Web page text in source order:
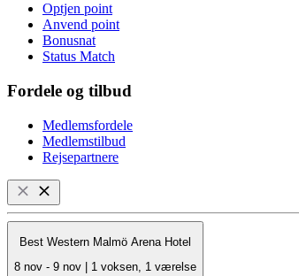
Optjen point
Anvend point
Bonusnat
Status Match
Fordele og tilbud
Medlemsfordele
Medlemstilbud
Rejsepartnere
Best Western Malmö Arena Hotel
8 nov - 9 nov | 1 voksen, 1 værelse